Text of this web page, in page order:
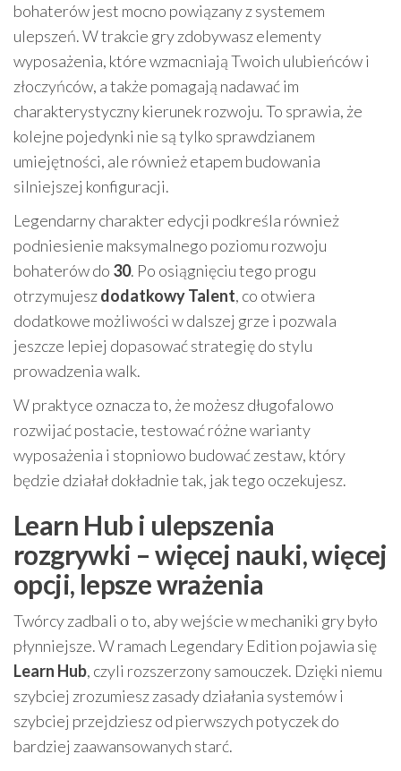
bohaterów jest mocno powiązany z systemem
ulepszeń. W trakcie gry zdobywasz elementy
wyposażenia, które wzmacniają Twoich ulubieńców i
złoczyńców, a także pomagają nadawać im
charakterystyczny kierunek rozwoju. To sprawia, że
kolejne pojedynki nie są tylko sprawdzianem
umiejętności, ale również etapem budowania
silniejszej konfiguracji.
Legendarny charakter edycji podkreśla również
podniesienie maksymalnego poziomu rozwoju
bohaterów do 30. Po osiągnięciu tego progu
otrzymujeszdodatkowy Talent, co otwiera
dodatkowe możliwości w dalszej grze i pozwala
jeszcze lepiej dopasować strategię do stylu
prowadzenia walk.
W praktyce oznacza to, że możesz długofalowo
rozwijać postacie, testować różne warianty
wyposażenia i stopniowo budować zestaw, który
będzie działał dokładnie tak, jak tego oczekujesz.
Learn Hub i ulepszenia
rozgrywki – więcej nauki, więcej
opcji, lepsze wrażenia
Twórcy zadbali o to, aby wejście w mechaniki gry było
płynniejsze. W ramach Legendary Edition pojawia się
Learn Hub, czyli rozszerzony samouczek. Dzięki niemu
szybciej zrozumiesz zasady działania systemów i
szybciej przejdziesz od pierwszych potyczek do
bardziej zaawansowanych starć.